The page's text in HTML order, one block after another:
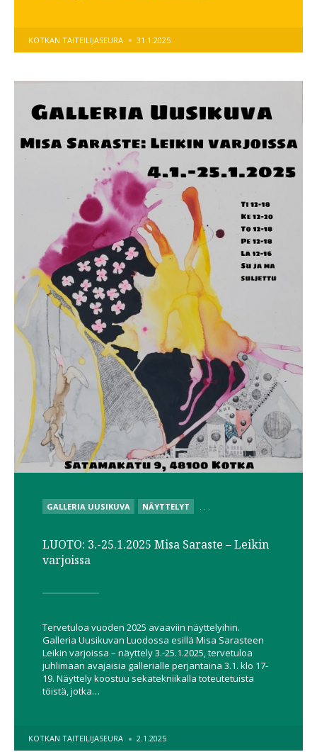
POSTED
KOTKAN TAITEILIJASEURA 31.1.2025
POSTED
IN
GALLERIA UUSIKUVA NÄYTTELYT . . .
LUOTO: 3.-25.1.2025 Misa Saraste – Leikin
varjoissa
Tervetuloa vuoden 2025 avaaviin näyttelyihin.
Galleria Uusikuvan Luodossa esillä Misa Sarasteen
Leikin varjoissa – näyttely 3.-25.1.2025, tervetuloa
juhlimaan avajaisia gallerialle perjantaina 3.1. klo 17-
19. Näyttely koostuu sekatekniikalla toteutetuista
töistä, jotka…
POSTED
BY
KOTKAN TAITEILIJASEURA 2.1.2025